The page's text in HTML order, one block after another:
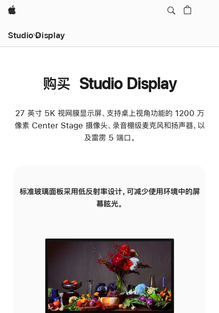
Apple
Studio Display
购买 Studio Display
27 英寸 5K 视网膜显示屏、支持桌上视角功能的 1200 万
像素 Center Stage 摄像头、录音棚级麦克风和扬声器，以
及雷雳 5 端口。
标准玻璃面板采用低反射率设计，可减少使用环境中的屏
幕眩光。